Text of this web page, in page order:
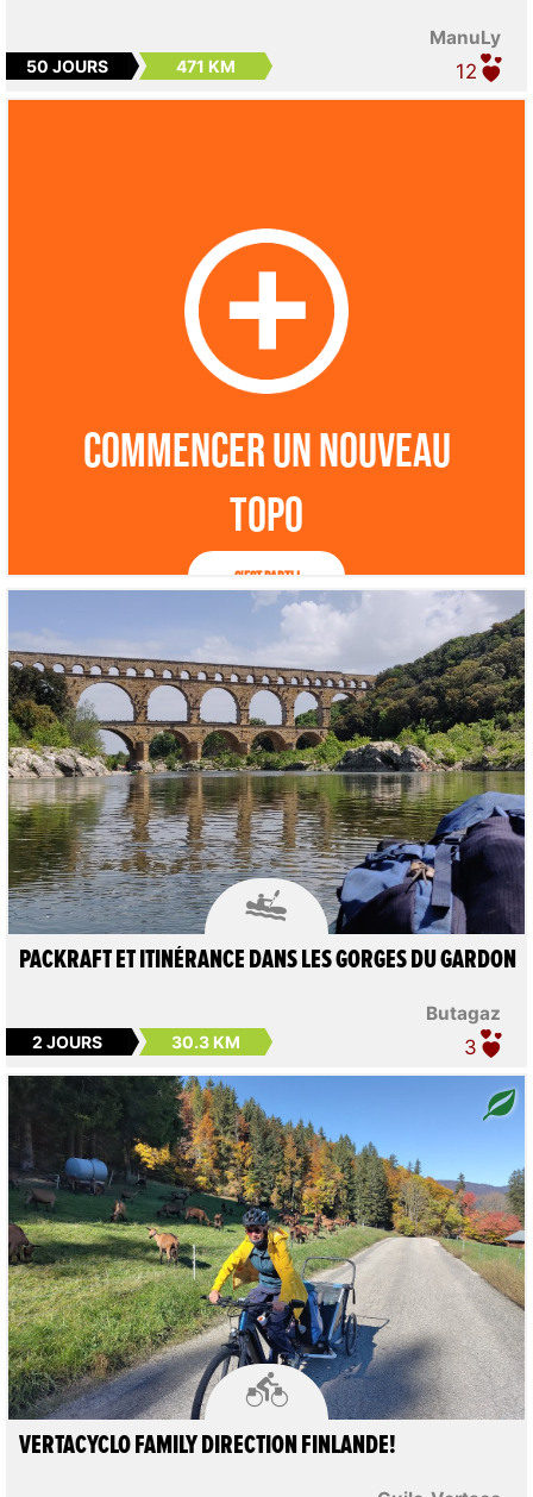
ManuLy
50 JOURS 471 KM 12
Commencer un nouveau
topo
C'est parti !

Butagaz
PACKRAFT ET ITINÉRANCE DANS LES GORGES DU GARDON
2 JOURS 30.3 KM 3

VERTACYCLO FAMILY DIRECTION FINLANDE!